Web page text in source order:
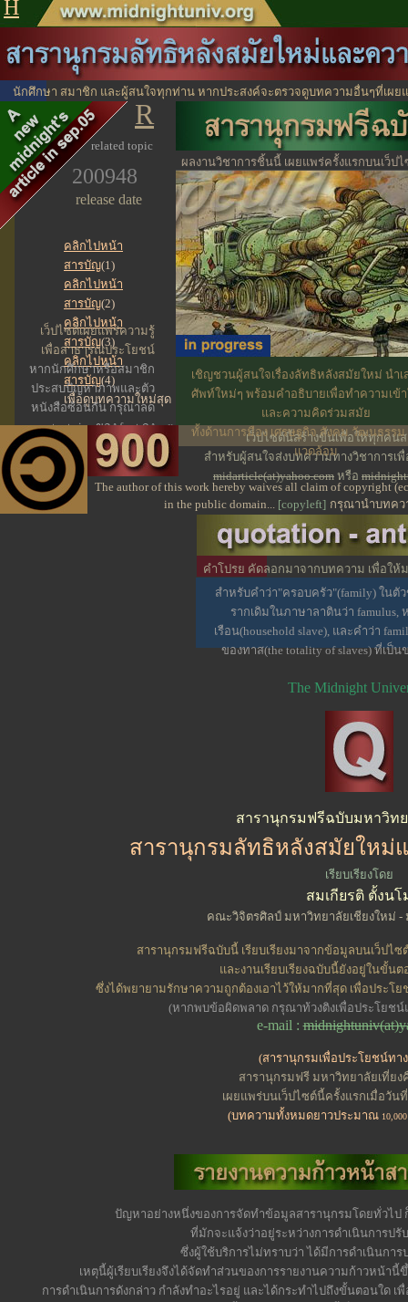
นักศึกษา สมาชิก และผู้สนใจทุกท่าน หากประสงค์จะตรวจดูบทความอื่นๆที่เผ
ได้จากตรงนี้ไปหน้าสา
R
related topic
200948
release date
คลิกไปหน้า
สารบัญ(1)
คลิกไปหน้า
สารบัญ(2)
คลิกไปหน้า
สารบัญ(3)
คลิกไปหน้า
สารบัญ(4)
เพื่อดูบทความใหม่สุด
เว็ปไซต์เผยแพร่ความรู้
เพื่อสาธารณประโยชน์
หากนักศึกษาหรือสมาชิก
ประสบปัญหาภาพและตัว
หนังสือซ้อนกัน กรุณาลด
text size ของ font ลง
จะช่วยแก้ปัญหาได้
ผลงานวิชาการชิ้นนี้ เผยแพร่ครั้งแรกบนเว็
ประโยชน์ทางวิชาการ
เว็ปไซต์นี้สร้างขึ้นเพื่อให้ทุกค
สำหรับผู้สนใจส่งบทความทางวิชาการ
midarticle(at)yahoo.com หรือ
The author of this work hereby waives all claim of copyright
in the public domain... [copyleft] กรุณานำบทคว
The Midnight
สารานุกรมฟรีฉบับมหาวิท
สารานุกรมลัทธิหลังสมัยใหม่แ
เรียบเรียงโดย
สมเกียรติ ตั้งนโ
คณะวิจิตรศิลป์ มหาวิทยาลัยเชียงใหม่ -
สารานุกรมฟรีฉบับนี้ เรียบเรียงมาจากข้อมูลบนเว็ปไ
และงานเรียบเรียงฉบับนี้ยังอยู่ในขั้น
ซึ่งได้พยายามรักษาความถูกต้องเอาไว้ให้มากที่สุด เพื่อประโ
(หากพบข้อผิดพลาด กรุณาท้วงติงเพื่อประโยช
e-mail :
(สารานุกรมเพื่อประโยชน์ทา
สารานุกรมฟรี มหาวิทยาลัยเที่ยง
เผยแพร่บนเว็ปไซต์นี้ครั้งแรกเมื่อวั
(บทความทั้งหมดยาวประมาณ 10,000
ปัญหาอย่างหนึ่งของการจัดทำข้อมูลสารานุกรมโดยทั่วไป
ที่มักจะแจ้งว่าอยู่ระหว่างการดำเนินการปรับ
ซึ่งผู้ใช้บริการไม่ทราบว่า ได้มีการดำเนินการ
เหตุนี้ผู้เรียบเรียงจึงได้จัดทำส่วนของการรายงานความก้าวหน้า
การดำเนินการดังกล่าว กำลังทำอะไรอยู่ และได้กระทำไปถึงขั้นตอนใด
คำโปรย คัดลอกมาจากบทความ เพื่อให้
น่าสนใจบางส่วน
H
เชิญชวนผู้สนใจเรื่องลัทธิหลังสมัยใหม่ นำ
ศัพท์ใหม่ๆ พร้อมคำอธิบายเพื่อทำความเข้
และความคิดร่วมสมัย
ทั้งด้านการมือง เศรษฐกิจ สังคม วัฒนธรรม
แวดล้อม
สำหรับคำว่า"ครอบครัว"(family) ในตั
รากเดิมในภาษาลาตินว่า famulus,
เรือน(household slave), และคำว่า
ของทาส(the totality of slaves) ที่เป็